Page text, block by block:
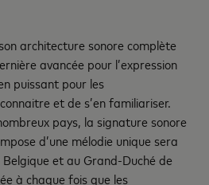
architecture sonore complète
avancée pour l’expression
puissant pour les
et de s’en familiariser.
pays, la signature sonore
d’une mélodie unique sera
et au Grand-Duché de
à chaque fois que les